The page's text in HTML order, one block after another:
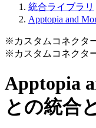
統合ライブラリ
Apptopia and
※カスタムコネクタ
※カスタムコネクタ
Apptopia
との統合